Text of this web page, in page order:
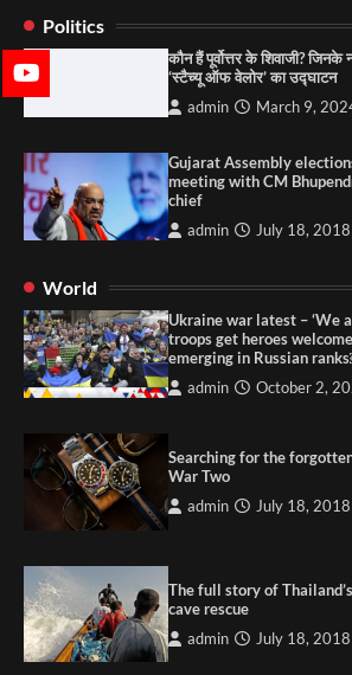
Politics
कौन हैं पूर्वोत्तर के शिवाजी?
‘स्टैच्यू ऑफ वेलोर’ का उद्घाटन
admin March 9,
Gujarat Assembly
meeting with CM
chief
admin July 18, 2018
World
Ukraine war latest – ‘We
troops get heroes
emerging in Russian
admin October 2,
Searching for the
War Two
admin July 18, 2018
The full story of
cave rescue
admin July 18, 2018